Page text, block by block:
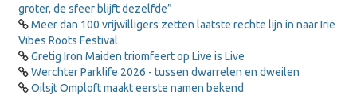
groter, de sfeer blijft dezelfde”
Meer dan 100 vrijwilligers zetten laatste rechte lijn in naar Irie
Vibes Roots Festival
Gretig Iron Maiden triomfeert op Live is Live
Werchter Parklife 2026 - tussen dwarrelen en dweilen
Oilsjt Omploft maakt eerste namen bekend